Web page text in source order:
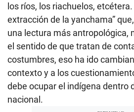
los ríos, los riachuelos,
extracción de la yanchama”
una lectura más antropológica,
el sentido de que tratan de
costumbres, eso ha ido
contexto y a los
debe ocupar el indígena dentro
nacional.